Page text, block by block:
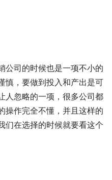
公司的时候也是一项不小的
慎，要做到投入和产出是可
人忽略的一项，很多公司都
操作完全不懂，并且这样的
们在选择的时候就要看这个